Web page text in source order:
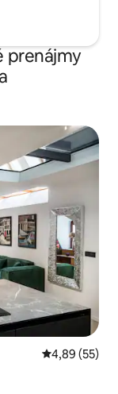
prenájmy
Priemerné
4,89 (55)